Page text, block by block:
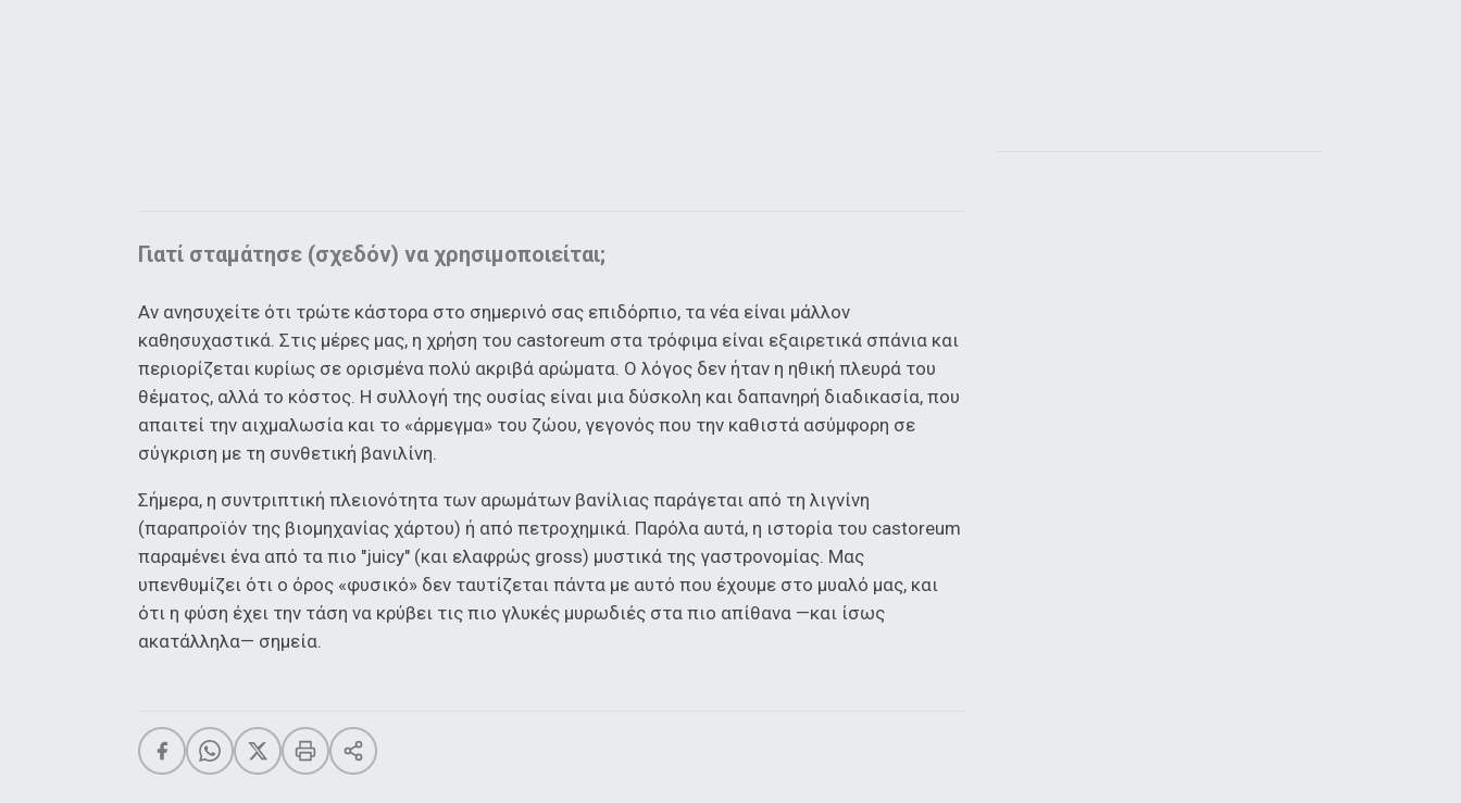
Γιατί σταμάτησε (σχεδόν) να χρησιμοποιείται;
Αν ανησυχείτε ότι τρώτε κάστορα στο σημερινό σας επιδόρπιο, τα νέα είναι μάλλον
καθησυχαστικά. Στις μέρες μας, η χρήση του castoreum στα τρόφιμα είναι εξαιρετικά σπάνια και
περιορίζεται κυρίως σε ορισμένα πολύ ακριβά αρώματα. Ο λόγος δεν ήταν η ηθική πλευρά του
θέματος, αλλά το κόστος. Η συλλογή της ουσίας είναι μια δύσκολη και δαπανηρή διαδικασία, που
απαιτεί την αιχμαλωσία και το «άρμεγμα» του ζώου, γεγονός που την καθιστά ασύμφορη σε
σύγκριση με τη συνθετική βανιλίνη.
Σήμερα, η συντριπτική πλειονότητα των αρωμάτων βανίλιας παράγεται από τη λιγνίνη
(παραπροϊόν της βιομηχανίας χάρτου) ή από πετροχημικά. Παρόλα αυτά, η ιστορία του castoreum
παραμένει ένα από τα πιο "juicy" (και ελαφρώς gross) μυστικά της γαστρονομίας. Μας
υπενθυμίζει ότι ο όρος «φυσικό» δεν ταυτίζεται πάντα με αυτό που έχουμε στο μυαλό μας, και
ότι η φύση έχει την τάση να κρύβει τις πιο γλυκές μυρωδιές στα πιο απίθανα —και ίσως
ακατάλληλα— σημεία.